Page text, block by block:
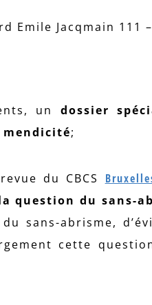
Emile Jacqmain 111
un dossier
mendicité;
du CBCS
question du sans-
sans-abrisme,
cette